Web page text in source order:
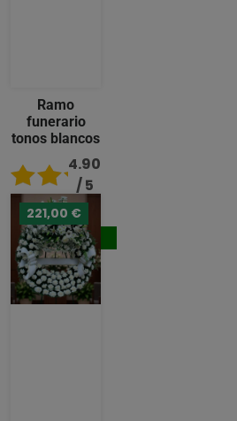
Ramo
funerario
tonos blancos
4.90
/ 5
92,00 €
Comprar
221,00 €